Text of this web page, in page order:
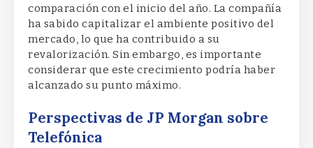
comparación con el inicio del año. La compañía
ha sabido capitalizar el ambiente positivo del
mercado, lo que ha contribuido a su
revalorización. Sin embargo, es importante
considerar que este crecimiento podría haber
alcanzado su punto máximo.
Perspectivas de JP Morgan sobre
Telefónica